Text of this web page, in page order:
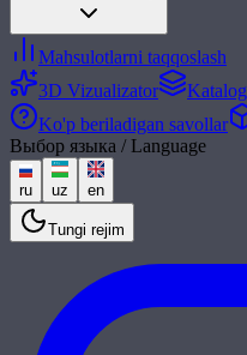
Mahsulotlarni taqqoslash
3D Vizualizator
Katalog
Ko'p beriladigan savollar
Выбор языка / Language
ru uz en
Tungi rejim